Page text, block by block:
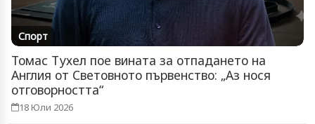
Спорт
Томас Тухел пое вината за отпадането на
Англия от Световното първенство: „Аз нося
отговорността“
18 Юли 2026